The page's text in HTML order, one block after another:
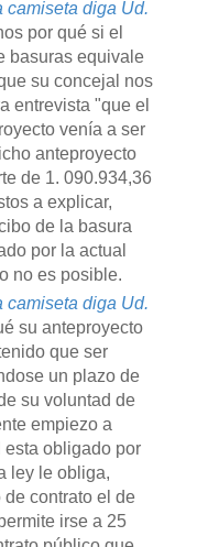
camiseta diga Ud.
por qué si el
basuras equivale
su concejal nos
entrevista "que el
venía a ser
anteproyecto
de 1. 090.934,36
a explicar,
de la basura
por la actual
no es posible.
camiseta diga Ud.
su anteproyecto
que ser
un plazo de
su voluntad de
empiezo a
obligado por
ley le obliga,
contrato el de
irse a 25